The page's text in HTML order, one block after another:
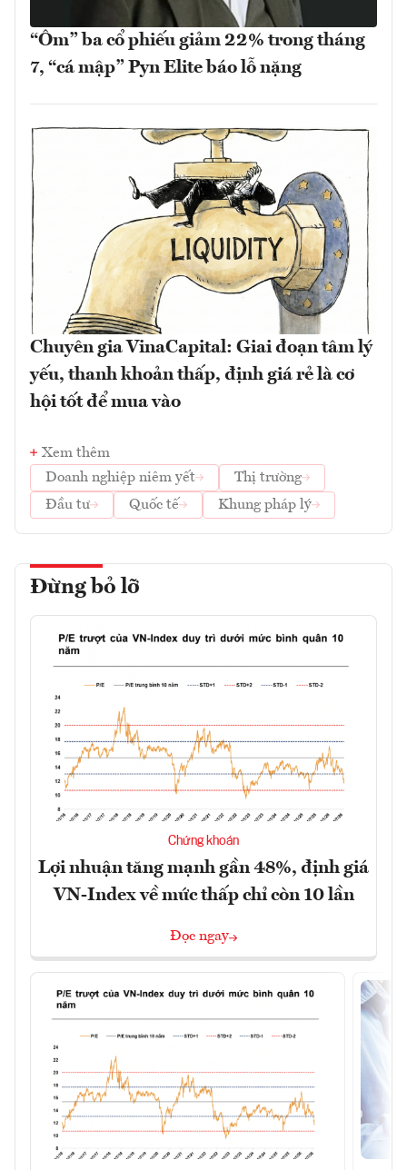
“Ôm” ba cổ phiếu giảm 22% trong tháng
7, “cá mập” Pyn Elite báo lỗ nặng
Chuyên gia VinaCapital: Giai đoạn tâm lý
yếu, thanh khoản thấp, định giá rẻ là cơ
hội tốt để mua vào
Xem thêm
Doanh nghiệp niêm yết
Thị trường
Đầu tư
Quốc tế Khung pháp lý
Đừng bỏ lỡ
Chứng khoán
Lợi nhuận tăng mạnh gần 48%, định giá
VN-Index về mức thấp chỉ còn 10 lần
Đọc ngay